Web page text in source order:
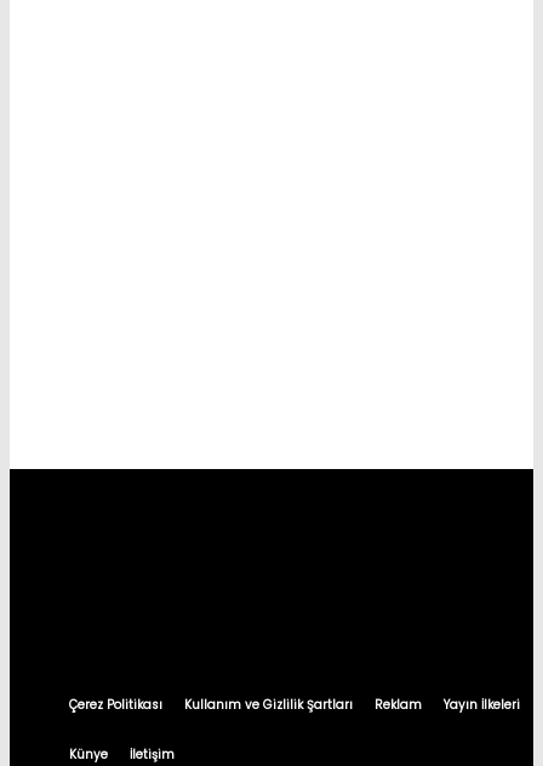
Çerez Politikası Kullanım ve Gizlilik Şartları Reklam Yayın İlkeleri
Künye İletişim